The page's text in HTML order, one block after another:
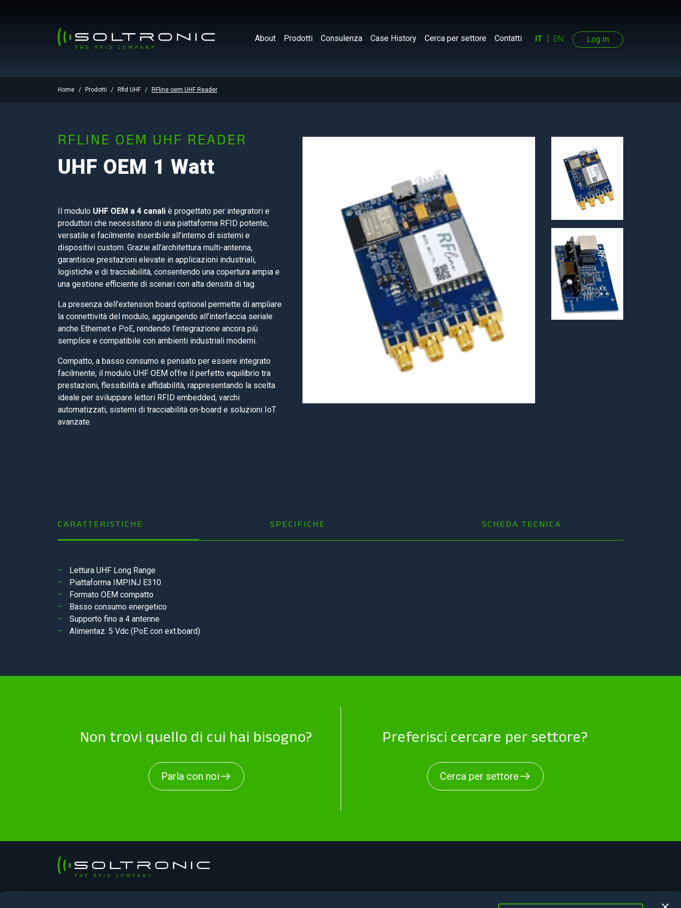
About Prodotti Consulenza Case History Cerca per settore Contatti IT EN Log In
Home Prodotti Rfid UHF RFline oem UHF Reader
RFLINE OEM UHF READER
UHF OEM 1 Watt
Il modulo UHF OEM a 4 canali è progettato per integratori e
produttori che necessitano di una piattaforma RFID potente,
versatile e facilmente inseribile all’interno di sistemi e
dispositivi custom. Grazie all’architettura multi-antenna,
garantisce prestazioni elevate in applicazioni industriali,
logistiche e di tracciabilità, consentendo una copertura ampia e
una gestione efficiente di scenari con alta densità di tag.
La presenza dell’extension board optional permette di ampliare
la connettività del modulo, aggiungendo all’interfaccia seriale
anche Ethernet e PoE, rendendo l’integrazione ancora più
semplice e compatibile con ambienti industriali moderni.
Compatto, a basso consumo e pensato per essere integrato
facilmente, il modulo UHF OEM offre il perfetto equilibrio tra
prestazioni, flessibilità e affidabilità, rappresentando la scelta
ideale per sviluppare lettori RFID embedded, varchi
automatizzati, sistemi di tracciabilità on-board e soluzioni IoT
avanzate.
CARATTERISTICHE SPECIFICHE SCHEDA TECNICA
Lettura UHF Long Range
Piattaforma IMPINJ E310
Formato OEM compatto
Basso consumo energetico
Supporto fino a 4 antenne
Alimentaz. 5 Vdc (PoE con ext.board)
Non trovi quello di cui hai bisogno?
Parla con noi
Preferisci cercare per settore?
Cerca per settore